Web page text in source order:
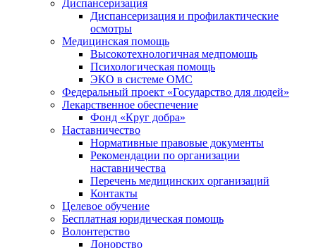
Диспансеризация
Диспансеризация и профилактические
осмотры
Медицинская помощь
Высокотехнологичная медпомощь
Психологическая помощь
ЭКО в системе ОМС
Федеральный проект «Государство для людей»
Лекарственное обеспечение
Фонд «Круг добра»
Наставничество
Нормативные правовые документы
Рекомендации по организации
наставничества
Перечень медицинских организаций
Контакты
Целевое обучение
Бесплатная юридическая помощь
Волонтерство
Донорство